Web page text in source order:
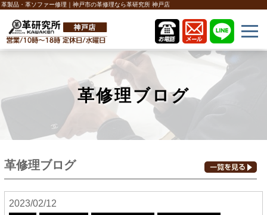
革製品・革ソファー修理｜神戸市の革修理なら革研究所 神戸店
革修理ブログ
革修理ブログ
2023/02/12